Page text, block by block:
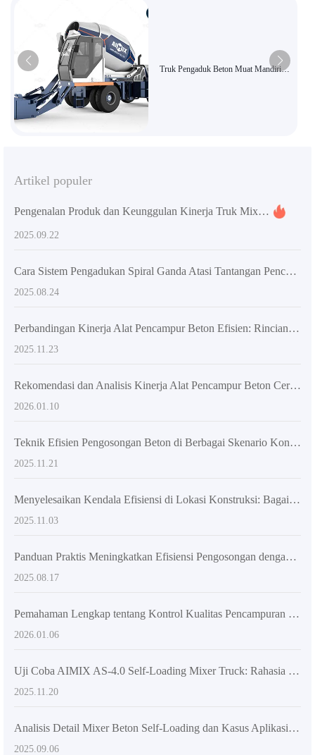
Truk Pengaduk Beton Muat Mandiri
Artikel populer
Pengenalan Produk dan Keunggulan Kinerja Truk Mixer Beton Self-Loading Khusus untuk Proyek Konstruksi Besar dan Sedang
2025.09.22
Cara Sistem Pengadukan Spiral Ganda Atasi Tantangan Pencampuran Material Besar di Konstruksi Luar Negeri
2025.08.24
Perbandingan Kinerja Alat Pencampur Beton Efisien: Rincian Mesin Tradisional vs Sistem Kontrol Cerdas
2025.11.23
Rekomendasi dan Analisis Kinerja Alat Pencampur Beton Cerdas untuk Bangunan Pedesaan
2026.01.10
Teknik Efisien Pengosongan Beton di Berbagai Skenario Konstruksi: Dari Pengerjaan Jalan hingga Bangunan Tinggi
2025.11.21
Menyelesaikan Kendala Efisiensi di Lokasi Konstruksi: Bagaimana Tangki Pencampur 270 Derajat Berputar Mengurangi Biaya Tenaga Kerja Pemuatan?
2025.11.03
Panduan Praktis Meningkatkan Efisiensi Pengosongan dengan Truk Mixer Beton AIMIX AS-4.0 Berrotasi 270 Derajat dan Pengisian Otomatis
2025.08.17
Pemahaman Lengkap tentang Kontrol Kualitas Pencampuran Beton: Teknik Kunci untuk Meningkatkan Kekuatan dan Ketahanan Beton Bangunan Pedesaan
2026.01.06
Uji Coba AIMIX AS-4.0 Self-Loading Mixer Truck: Rahasia Kelincahan di Ruang Sempit
2025.11.20
Analisis Detail Mixer Beton Self-Loading dan Kasus Aplikasi Efisien di Proyek Besar dan Sedang
2025.09.06